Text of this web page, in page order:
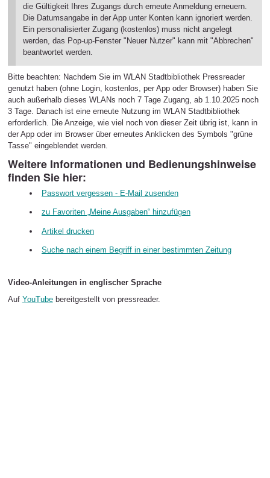
die Gültigkeit Ihres Zugangs durch erneute Anmeldung erneuern.
Die Datumsangabe in der App unter Konten kann ignoriert werden.
Ein personalisierter Zugang (kostenlos) muss nicht angelegt
werden, das Pop-up-Fenster "Neuer Nutzer" kann mit "Abbrechen"
beantwortet werden.
Bitte beachten: Nachdem Sie im WLAN Stadtbibliothek Pressreader
genutzt haben (ohne Login, kostenlos, per App oder Browser) haben Sie
auch außerhalb dieses WLANs noch 7 Tage Zugang, ab 1.10.2025 noch
3 Tage. Danach ist eine erneute Nutzung im WLAN Stadtbibliothek
erforderlich. Die Anzeige, wie viel noch von dieser Zeit übrig ist, kann in
der App oder im Browser über erneutes Anklicken des Symbols "grüne
Tasse" eingeblendet werden.
Weitere Informationen und Bedienungshinweise
finden Sie hier:
Passwort vergessen - E-Mail zusenden
zu Favoriten „Meine Ausgaben“ hinzufügen
Artikel drucken
Suche nach einem Begriff in einer bestimmten Zeitung
Video-Anleitungen in englischer Sprache
Auf YouTubebereitgestellt von pressreader.